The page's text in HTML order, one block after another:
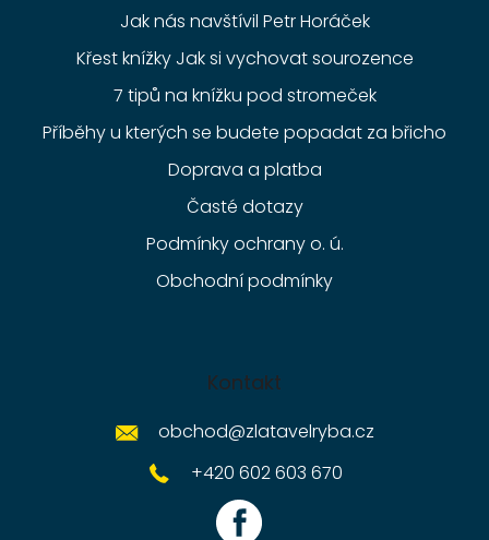
Jak nás navštívil Petr Horáček
Křest knížky Jak si vychovat sourozence
7 tipů na knížku pod stromeček
Příběhy u kterých se budete popadat za břicho
Doprava a platba
Časté dotazy
Podmínky ochrany o. ú.
Obchodní podmínky
Kontakt
obchod@zlatavelryba.cz
+420 602 603 670